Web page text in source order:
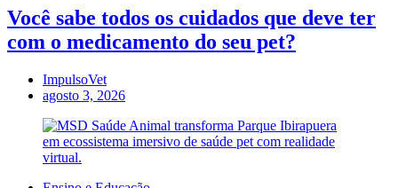
Você sabe todos os cuidados que deve ter
com o medicamento do seu pet?
ImpulsoVet
agosto 3, 2026